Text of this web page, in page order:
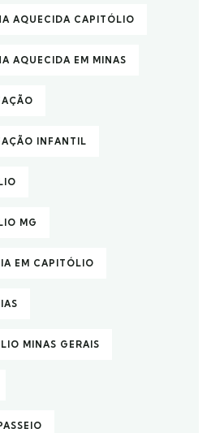
AQUECIDA CAPITÓLIO
AQUECIDA EM MINAS
INFANTIL
MG
EM CAPITÓLIO
MINAS GERAIS